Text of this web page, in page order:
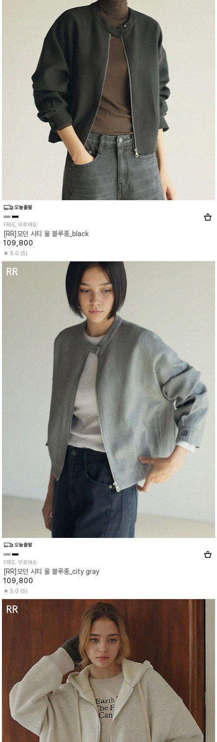
FREE, 무료배송
[RR]모던 시티 울 블루종_black
109,800
5.0 (5)
FREE, 무료배송
[RR]모던 시티 울 블루종_city gray
109,800
5.0 (5)